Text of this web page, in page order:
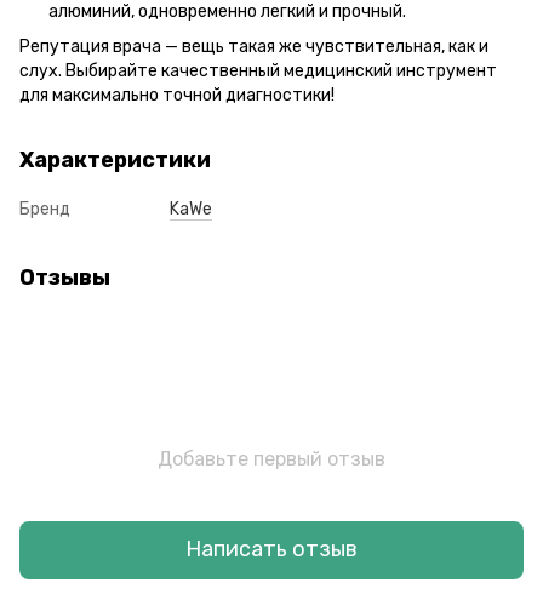
алюминий, одновременно легкий и прочный.
Репутация врача — вещь такая же чувствительная, как и
слух. Выбирайте качественный медицинский инструмент
для максимально точной диагностики!
Характеристики
Бренд KaWe
Отзывы
Добавьте первый отзыв
Написать отзыв